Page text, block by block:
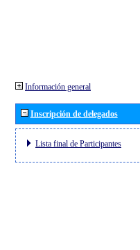
Información general
Inscripción de delegados
Lista final de Participantes